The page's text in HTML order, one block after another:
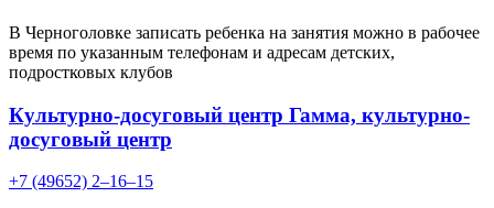
В Черноголовке записать ребенка на занятия можно в рабочее
время по указанным телефонам и адресам детских,
подростковых клубов
Культурно-досуговый центр Гамма, культурно-
досуговый центр
+7 (49652) 2‒16‒15